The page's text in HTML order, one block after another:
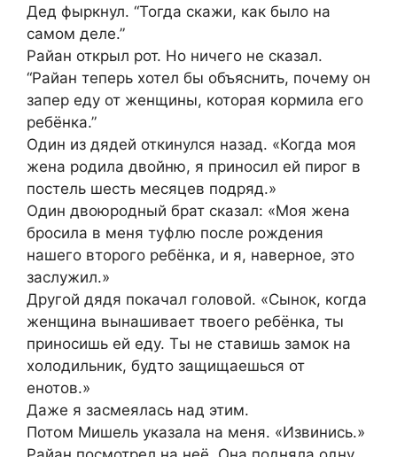
Дед фыркнул. “Тогда скажи, как было на
самом деле.”
Райан открыл рот. Но ничего не сказал.
“Райан теперь хотел бы объяснить, почему он
запер еду от женщины, которая кормила его
ребёнка.”
Один из дядей откинулся назад. «Когда моя
жена родила двойню, я приносил ей пирог в
постель шесть месяцев подряд.»
Один двоюродный брат сказал: «Моя жена
бросила в меня туфлю после рождения
нашего второго ребёнка, и я, наверное, это
заслужил.»
Другой дядя покачал головой. «Сынок, когда
женщина вынашивает твоего ребёнка, ты
приносишь ей еду. Ты не ставишь замок на
холодильник, будто защищаешься от
енотов.»
Даже я засмеялась над этим.
Потом Мишель указала на меня. «Извинись.»